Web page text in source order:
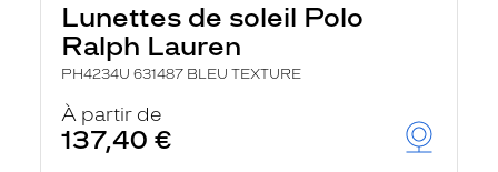
Lunettes de soleil Polo
Ralph Lauren
PH4234U 631487 BLEU TEXTURE
À partir de
137,40 €